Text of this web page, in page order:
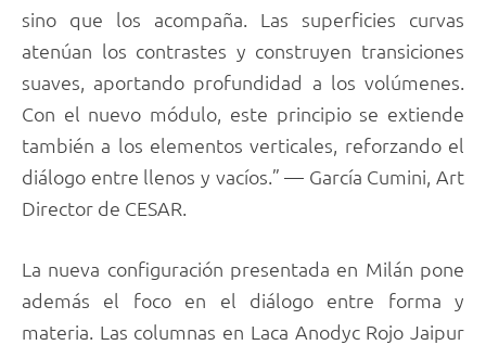
sino que los acompaña. Las superficies curvas
atenúan los contrastes y construyen transiciones
suaves, aportando profundidad a los volúmenes.
Con el nuevo módulo, este principio se extiende
también a los elementos verticales, reforzando el
diálogo entre llenos y vacíos.” — García Cumini, Art
Director de CESAR.
La nueva configuración presentada en Milán pone
además el foco en el diálogo entre forma y
materia. Las columnas en Laca Anodyc Rojo Jaipur